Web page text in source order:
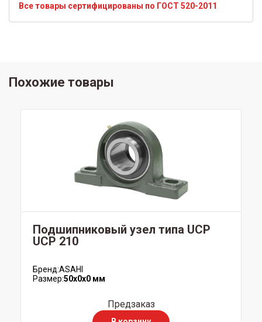
Все товары сертифицированы по ГОСТ 520-2011
Похожие товары
Подшипниковый узел типа UCP
UCP 210
Бренд:ASAHI
Размер:50x0x0 мм
Предзаказ